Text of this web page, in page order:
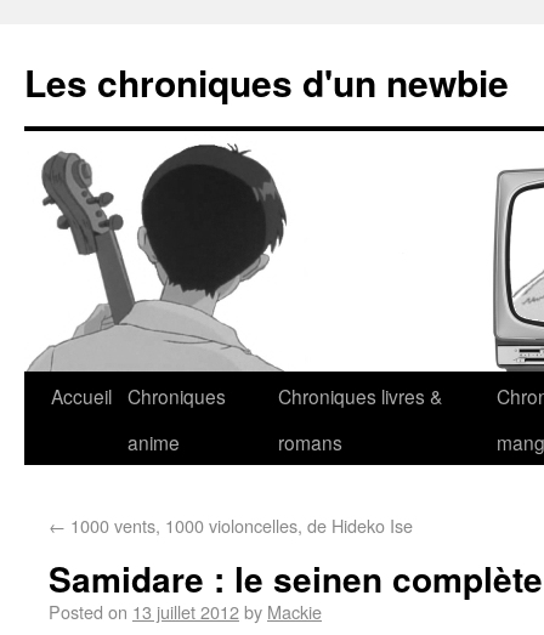
Les chroniques d'un newbie
Accueil Chroniques
anime
Chroniques livres &
romans
← 1000 vents, 1000 violoncelles, de Hideko Ise
Samidare : le seinen
Posted on 13 juillet 2012by Mackie